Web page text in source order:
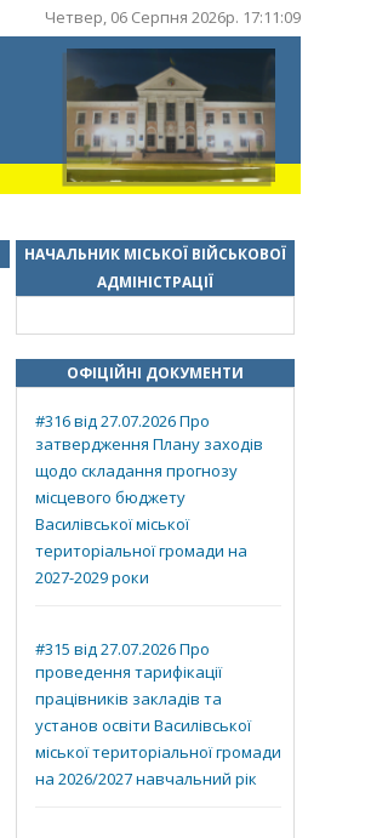
Четвер, 06 Серпня 2026р. 17:11:10
НАЧАЛЬНИК МІСЬКОЇ ВІЙСЬКОВОЇ
АДМІНІСТРАЦІЇ
ОФІЦІЙНІ ДОКУМЕНТИ
#316 від 27.07.2026 Про
затвердження Плану заходів
щодо складання прогнозу
місцевого бюджету
Василівської міської
територіальної громади на
2027-2029 роки
#315 від 27.07.2026 Про
проведення тарифікації
працівників закладів та
установ освіти Василівської
міської територіальної громади
на 2026/2027 навчальний рік